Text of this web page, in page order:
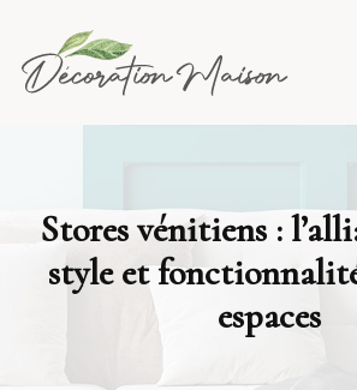
Stores vénitiens :
style et
espaces